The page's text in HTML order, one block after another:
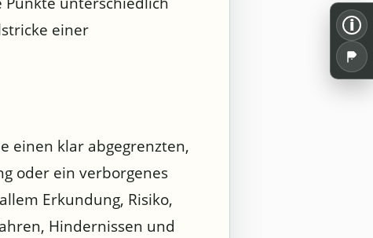
einer
einen klar abgegrenzten,
oder ein verborgenes
Erkundung, Risiko,
Hindernissen und
i